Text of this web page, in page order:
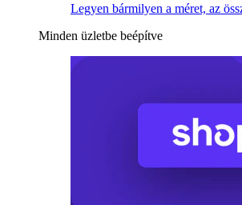
Legyen bármilyen a méret, az
Minden üzletbe beépítve